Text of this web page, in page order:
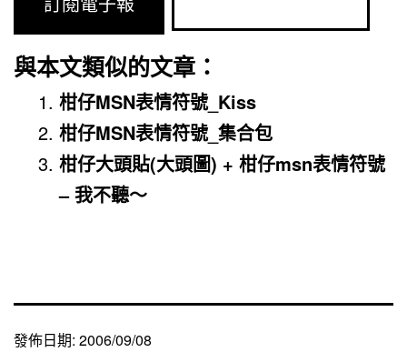
與本文類似的文章：
柑仔MSN表情符號_Kiss
柑仔MSN表情符號_集合包
柑仔大頭貼(大頭圖) + 柑仔msn表情符號
– 我不聽～
發佈日期: 2006/09/08